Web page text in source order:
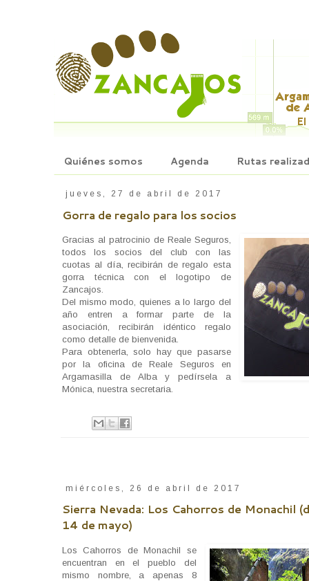
Quiénes somos Agenda Rutas
jueves, 27 de abril de 2017
Gorra de regalo para los socios
Gracias al patrocinio de Reale Seguros,
todos los socios del club con las
cuotas al día, recibirán de regalo esta
gorra técnica con el logotipo de
Zancajos.
Del mismo modo, quienes a lo largo del
año entren a formar parte de la
asociación, recibirán idéntico regalo
como detalle de bienvenida.
Para obtenerla, solo hay que pasarse
por la oficina de Reale Seguros en
Argamasilla de Alba y pedírsela a
Mónica, nuestra secretaria.
miércoles, 26 de abril de 2017
Sierra Nevada: Los Cahorros de Monachil
14 de mayo)
Los Cahorros de Monachil se
encuentran en el pueblo del
mismo nombre, a apenas 8